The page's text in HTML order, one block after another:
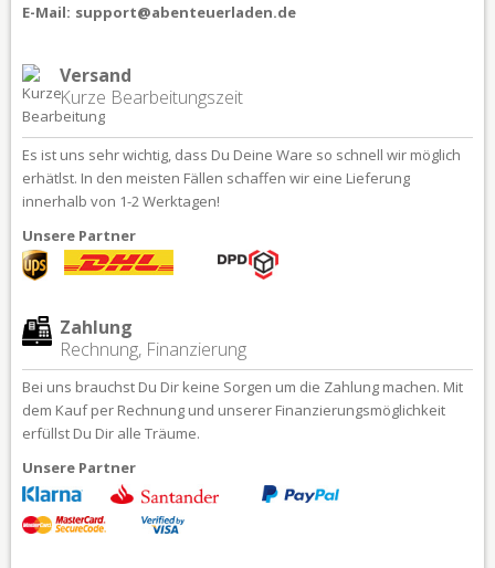
E-Mail: support@abenteuerladen.de
Versand
Kurze Bearbeitungszeit
Es ist uns sehr wichtig, dass Du Deine Ware so schnell wir möglich
erhätlst. In den meisten Fällen schaffen wir eine Lieferung
innerhalb von 1-2 Werktagen!
Unsere Partner
Zahlung
Rechnung, Finanzierung
Bei uns brauchst Du Dir keine Sorgen um die Zahlung machen. Mit
dem Kauf per Rechnung und unserer Finanzierungsmöglichkeit
erfüllst Du Dir alle Träume.
Unsere Partner